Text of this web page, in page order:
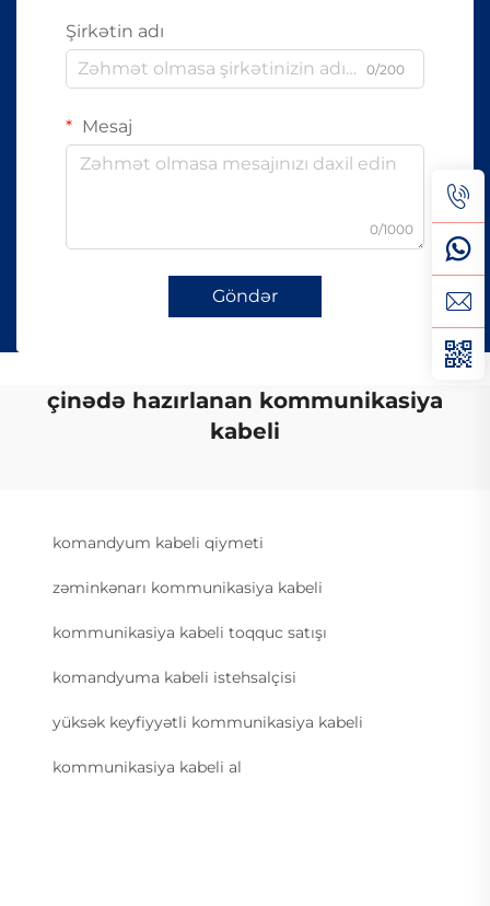
Şirkətin adı
0/200
Mesaj
0/1000
Göndər
çinədə hazırlanan kommunikasiya
kabeli
komandyum kabeli qiymeti
zəminkənarı kommunikasiya kabeli
kommunikasiya kabeli toqquc satışı
komandyuma kabeli istehsalçisi
yüksək keyfiyyətli kommunikasiya kabeli
kommunikasiya kabeli al